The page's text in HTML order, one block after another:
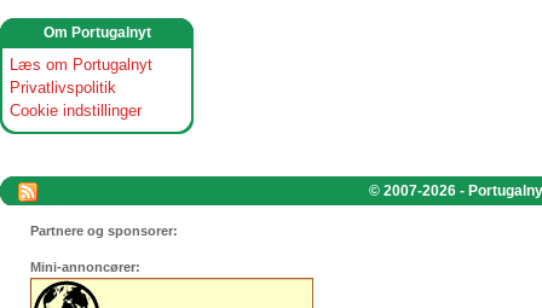
Om Portugalnyt
Læs om Portugalnyt
Privatlivspolitik
Cookie indstillinger
© 2007-2026 -
Partnere og sponsorer:
Mini-annoncører: